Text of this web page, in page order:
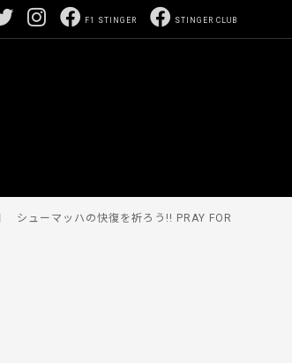
STINGER CLUB
F1 STINGER
シューマッハの快復を祈ろう!! PRAY FOR